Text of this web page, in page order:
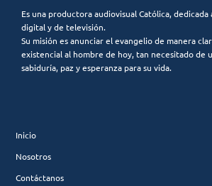
Es una productora audiovisual Católica, dedicada
digital y de televisión.
Su misión es anunciar el evangelio de manera
existencial al hombre de hoy, tan necesitado de
sabiduría, paz y esperanza para su vida.
Inicio
Nosotros
Contáctanos